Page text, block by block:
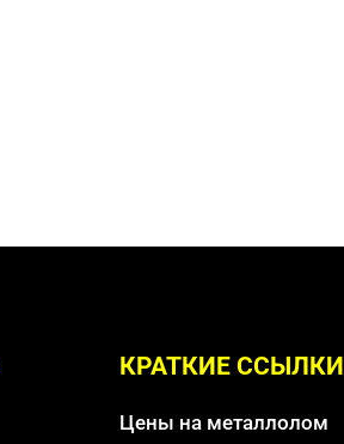
КРАТКИЕ ССЫЛКИ
Цены на металлолом